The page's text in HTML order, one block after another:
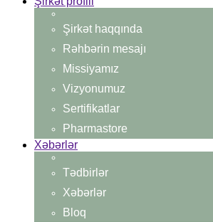
Şirkət haqqında
Rəhbərin mesajı
Missiyamız
Vizyonumuz
Sertifikatlar
Pharmastore
Xəbərlər
Tədbirlər
Xəbərlər
Bloq